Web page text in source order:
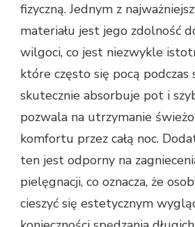
fizyczną. Jednym z
materiału jest jego zdolność
wilgoci, co jest niezwykle
które często się pocą podczas
skutecznie absorbuje pot i
pozwala na utrzymanie
komfortu przez całą noc.
ten jest odporny na
pielęgnacji, co oznacza, że
cieszyć się estetycznym